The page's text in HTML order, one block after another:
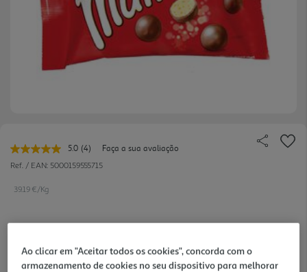
5.0 Leu
4
mesma
(4)
Faça a sua avaliação
Ref. / EAN: 5000159555715
39.19 €/Kg
1,45 €
Ao clicar em "Aceitar todos os cookies", concorda com o
armazenamento de cookies no seu dispositivo para melhorar